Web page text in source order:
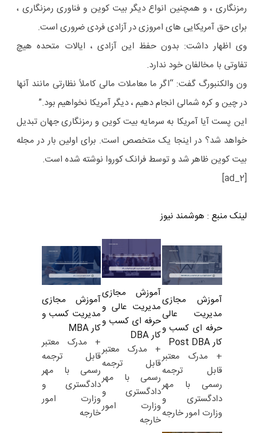
رمزنگاری ، و همچنین انواع دیگر بیت کوین و فناوری رمزنگاری ،
برای حق آمریکایی های امروزی در آزادی فردی ضروری است.
وی اظهار داشت: بدون حفظ این آزادی ، ایالات متحده هیچ
تفاوتی با مخالفان خود ندارد.
ون والکنبورگ گفت: “اگر ما معاملات مالی کاملاً نظارتی مانند آنها
در چین و کره شمالی انجام دهیم ، دیگر آمریکا نخواهیم بود.”
این پست آیا آمریکا به سرمایه بیت کوین و رمزنگاری جهان تبدیل
خواهد شد؟ در اینجا یک متخصص است. برای اولین بار در مجله
بیت کوین ظاهر شد و توسط فرانک کوروا نوشته شده است.
[ad_2]
لینک منبع : هوشمند نیوز
آموزش مجازی
مدیریت عالی
حرفه ای کسب و
کار Post DBA
+ مدرک معتبر
قابل ترجمه
رسمی با مهر
دادگستری و
وزارت امور خارجه
آموزش مجازی
مدیریت عالی و
حرفه ای کسب و
کار DBA
+ مدرک معتبر
قابل ترجمه
رسمی با مهر
دادگستری و
وزارت امور
خارجه
آموزش مجازی
مدیریت کسب و
کار MBA
+ مدرک معتبر
قابل ترجمه
رسمی با مهر
دادگستری و
وزارت امور
خارجه